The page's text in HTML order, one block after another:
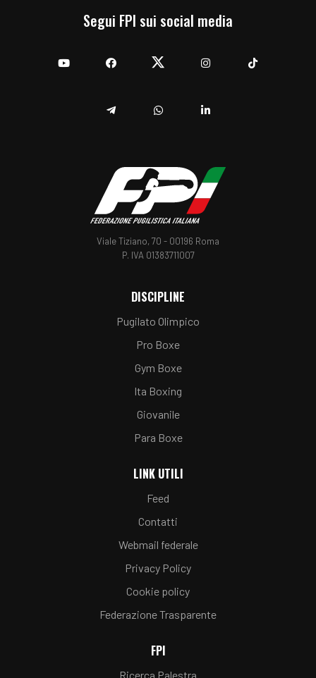
Segui FPI sui social media
Viale Tiziano, 70 - 00196 Roma
P. IVA 01383711007
DISCIPLINE
Pugilato Olimpico
Pro Boxe
Gym Boxe
Ita Boxing
Giovanile
Para Boxe
LINK UTILI
Feed
Contatti
Webmail federale
Privacy Policy
Cookie policy
Federazione Trasparente
FPI
Ricerca Palestra